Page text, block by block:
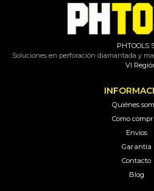
PHTOOLS
Soluciones en perforación diamantada y
VI
Quiénes
Como
Envíos
Garantía
Contacto
Blog